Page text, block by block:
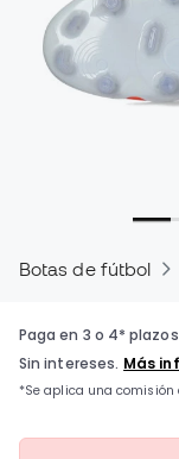
Botas de fútbol